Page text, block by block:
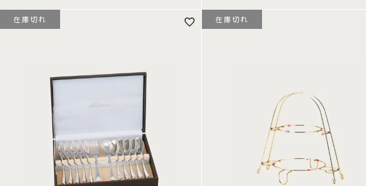
在庫切れ 在庫切れ